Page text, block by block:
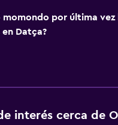
momondo por última vez
Datça?
interés cerca de